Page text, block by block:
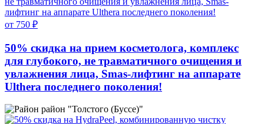
от 750 ₽
50% скидка на прием косметолога, комплекс
для глубокого, не травматичного очищения и
увлажнения лица, Smas-лифтинг на аппарате
Ulthera последнего поколения!
район "Толстого (Буссе)"